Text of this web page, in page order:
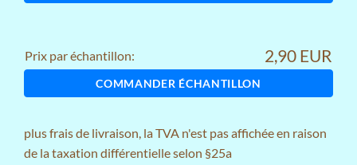
Prix par échantillon: 2,90 EUR
COMMANDER ÉCHANTILLON
plusfrais de livraison, la TVA n'est pas affichée en raison
de la taxation différentielle selon §25a